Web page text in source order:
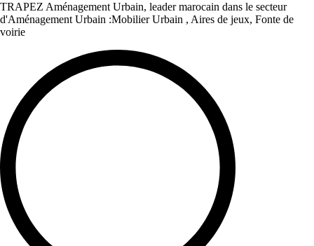
TRAPEZ Aménagement Urbain, leader marocain dans le secteur
d'Aménagement Urbain :Mobilier Urbain , Aires de jeux, Fonte de
voirie